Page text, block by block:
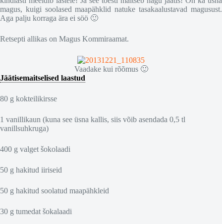
magus, kuigi soolased maapähklid natuke tasakaalustavad magusust.
Aga palju korraga ära ei söö 🙂
Retsepti allikas on Magus Kommiraamat.
Vaadake kui rõõmus 🙂
Jäätisemaitselised laastud
80 g kokteilikirsse
1 vanillikaun (kuna see üsna kallis, siis võib asendada 0,5 tl
vanillsuhkruga)
400 g valget šokolaadi
50 g hakitud iiriseid
50 g hakitud soolatud maapähkleid
30 g tumedat šokalaadi